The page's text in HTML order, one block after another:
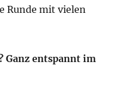
Runde mit vielen
Ganz entspannt im